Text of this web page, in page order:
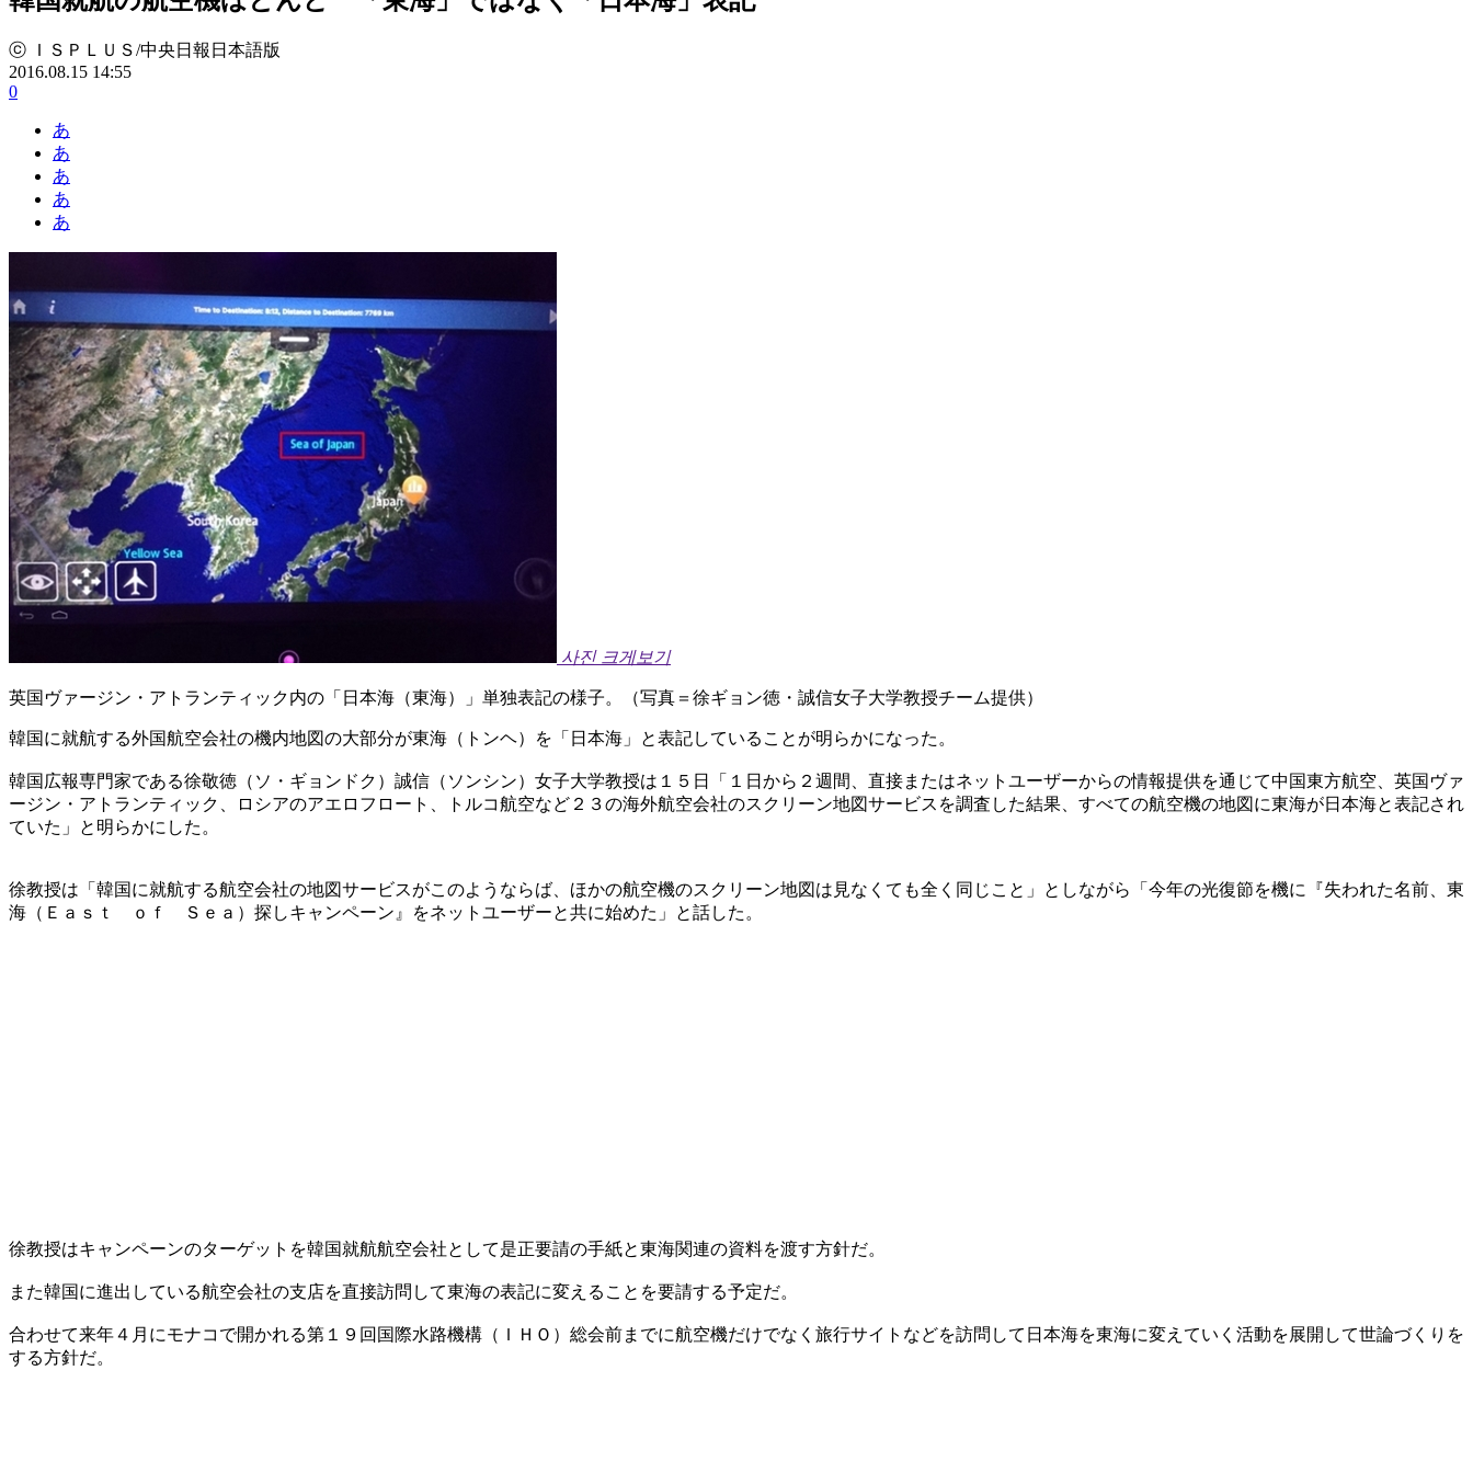
ⓒ ＩＳＰＬＵＳ/中央日報日本語版
2016.08.15 14:55
0
あ
あ
あ
あ
あ
사진 크게보기
英国ヴァージン・アトランティック内の「日本海（東海）」単独表記の様子。（写真＝徐ギョン徳・誠信女子大学教授チーム提供）
韓国に就航する外国航空会社の機内地図の大部分が東海（トンヘ）を「日本海」と表記していることが明らかになった。
韓国広報専門家である徐敬徳（ソ・ギョンドク）誠信（ソンシン）女子大学教授は１５日「１日から２週間、直接またはネットユーザーからの情報提供を通じて中国東方航空、英国ヴァ
ージン・アトランティック、ロシアのアエロフロート、トルコ航空など２３の海外航空会社のスクリーン地図サービスを調査した結果、すべての航空機の地図に東海が日本海と表記され
ていた」と明らかにした。
徐教授は「韓国に就航する航空会社の地図サービスがこのようならば、ほかの航空機のスクリーン地図は見なくても全く同じこと」としながら「今年の光復節を機に『失われた名前、東
海（Ｅａｓｔ ｏｆ Ｓｅａ）探しキャンペーン』をネットユーザーと共に始めた」と話した。
徐教授はキャンペーンのターゲットを韓国就航航空会社として是正要請の手紙と東海関連の資料を渡す方針だ。
また韓国に進出している航空会社の支店を直接訪問して東海の表記に変えることを要請する予定だ。
合わせて来年４月にモナコで開かれる第１９回国際水路機構（ＩＨＯ）総会前までに航空機だけでなく旅行サイトなどを訪問して日本海を東海に変えていく活動を展開して世論づくりを
する方針だ。